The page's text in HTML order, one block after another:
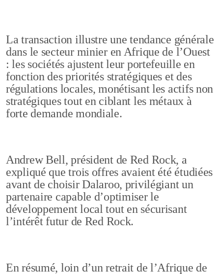
La transaction illustre une tendance générale
dans le secteur minier en Afrique de l’Ouest
: les sociétés ajustent leur portefeuille en
fonction des priorités stratégiques et des
régulations locales, monétisant les actifs non
stratégiques tout en ciblant les métaux à
forte demande mondiale.
Andrew Bell, président de Red Rock, a
expliqué que trois offres avaient été étudiées
avant de choisir Dalaroo, privilégiant un
partenaire capable d’optimiser le
développement local tout en sécurisant
l’intérêt futur de Red Rock.
En résumé, loin d’un retrait de l’Afrique de